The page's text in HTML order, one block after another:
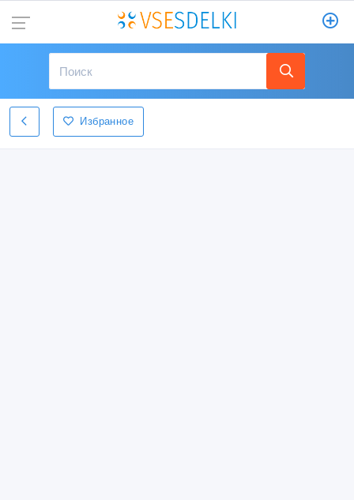
Избранное